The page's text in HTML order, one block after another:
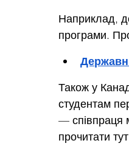
Наприклад,
програми.
Також у
студентам
— співпраця
прочитати